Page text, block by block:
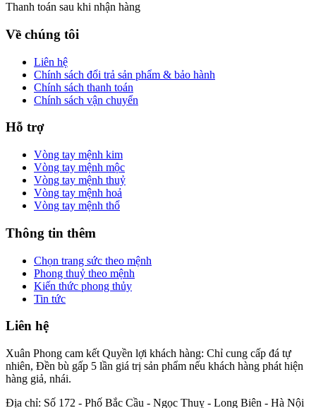
Thanh toán sau khi nhận hàng
Về chúng tôi
Liên hệ
Chính sách đổi trả sản phẩm & bảo hành
Chính sách thanh toán
Chính sách vận chuyển
Hỗ trợ
Vòng tay mệnh kim
Vòng tay mệnh mộc
Vòng tay mệnh thuỷ
Vòng tay mệnh hoả
Vòng tay mệnh thổ
Thông tin thêm
Chọn trang sức theo mệnh
Phong thuỷ theo mệnh
Kiến thức phong thủy
Tin tức
Liên hệ
Xuân Phong cam kết Quyền lợi khách hàng: Chỉ cung cấp đá tự
nhiên, Đền bù gấp 5 lần giá trị sản phẩm nếu khách hàng phát hiện
hàng giả, nhái.
Địa chỉ: Số 172 - Phố Bắc Cầu - Ngọc Thuỵ - Long Biên - Hà Nội